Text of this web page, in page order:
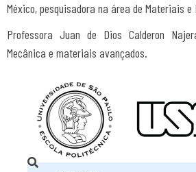
México, pesquisadora na área de Materiais e
Professora Juan de Dios Calderon
Mecânica e materiais avançados.